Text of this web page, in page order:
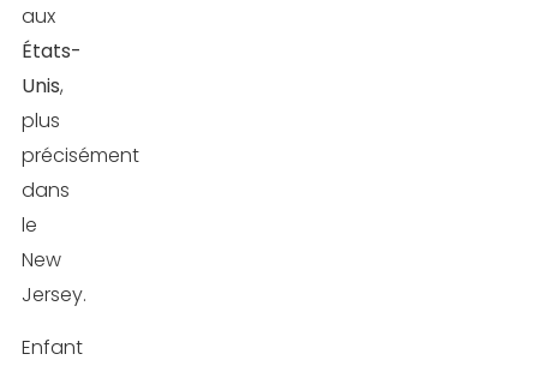
aux
États-
Unis,
plus
précisément
dans
le
New
Jersey.
Enfant